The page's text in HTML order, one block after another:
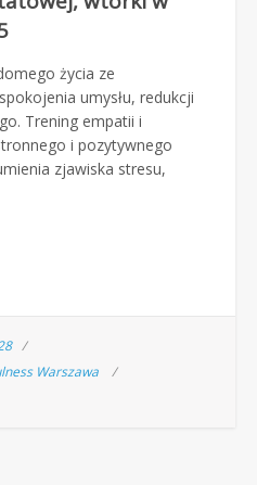
życia ze
umysłu, redukcji
Trening empatii i
i pozytywnego
zjawiska stresu,
Warszawa